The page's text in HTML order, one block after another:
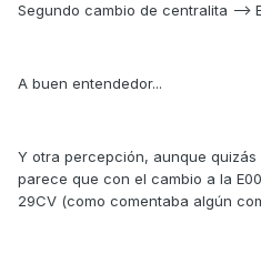
Segundo cambio de centralita -->
A buen entendedor...
Y otra percepción, aunque quizás
parece que con el cambio a la
29CV (como comentaba algún